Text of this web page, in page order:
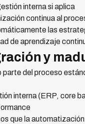
interna si aplica
continua al
las
de aprendizaje
y
del proceso
interna (ERP, core
que la